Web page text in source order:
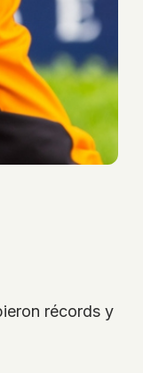
récords y